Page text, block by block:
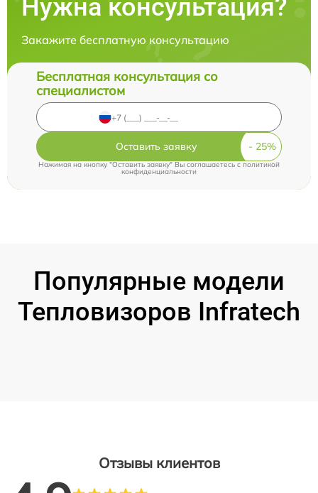
Нужна консультация?
Закажите бесплатную консультацию
Бесплатная консультация со
специалистом
Оставить заявку
Нажимая на кнопку "Оставить заявку" Вы соглашаетесь c политикой
конфиденциальности
Популярные модели
Тепловизоров Infratech
Отзывы клиентов